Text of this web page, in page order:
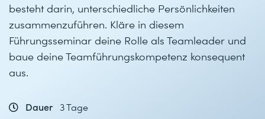
besteht darin, unterschiedliche Persönlichkeiten
zusammenzuführen. Kläre in diesem
Führungsseminar deine Rolle als Teamleader und
baue deine Teamführungskompetenz konsequent
aus.
Dauer 3 Tage